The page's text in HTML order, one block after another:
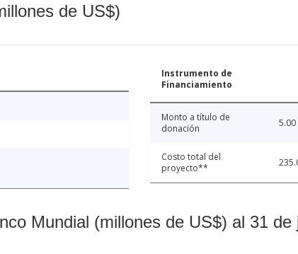
de US$)
Instrumento de
Financiamiento
Monto a título de
donación
5.00
Costo total del
proyecto**
Mundial (millones de US$) al 31 de